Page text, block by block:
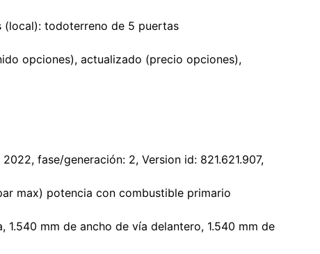
todoterreno de 5 puertas
opciones), actualizado (precio opciones),
fase/generación: 2, Version id: 821.621.907,
max) potencia con combustible primario
mm de ancho de vía delantero, 1.540 mm de